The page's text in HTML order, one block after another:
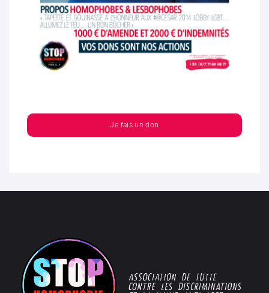
Je fais un don